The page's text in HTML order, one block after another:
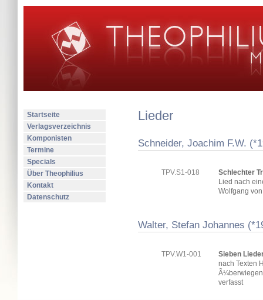
Startseite
Verlagsverzeichnis
Komponisten
Termine
Specials
Über Theophilius
Kontakt
Datenschutz
Lieder
Schneider, Joachim F.W.
TPV.S1-018
Schlechter
Lied nach
Wolfgang
Walter, Stefan Johannes
TPV.W1-001
Sieben
nach Texten
verfasst